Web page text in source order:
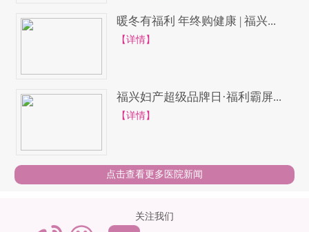
暖冬有福利 年终购健康 | 福兴...
【详情】
福兴妇产超级品牌日·福利霸屏...
【详情】
点击查看更多医院新闻
关注我们